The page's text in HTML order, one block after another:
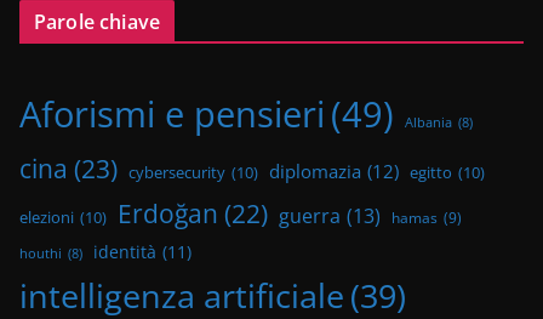
Parole chiave
Aforismi e pensieri (49) Albania (8)
cina (23) cybersecurity (10) diplomazia (12) egitto (10)
elezioni (10) Erdoğan (22) guerra (13) hamas (9)
houthi (8) identità (11)
intelligenza artificiale(39)